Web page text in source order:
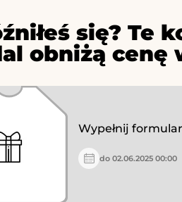
się? Te
obniżą cenę
Wypełnij
do 02.06.2025 00:00